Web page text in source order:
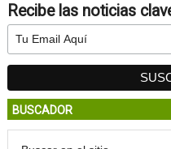
Recibe las noticias
BUSCADOR